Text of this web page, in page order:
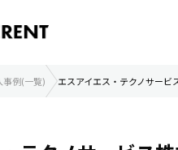
事例(一覧) エスアイエス・テクノサービ